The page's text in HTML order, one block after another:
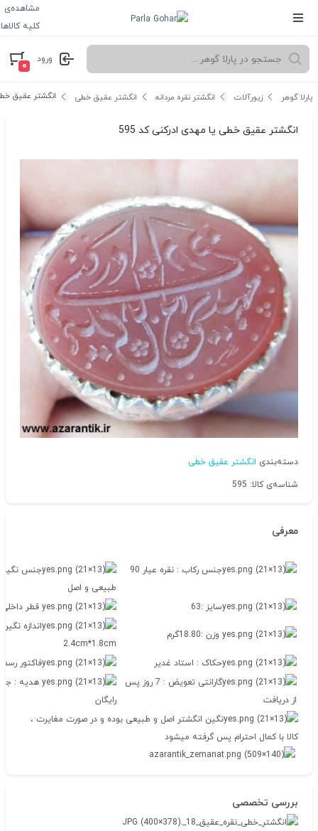
مشاهده‌ی
کلیه کالاها
ورود
۰
پارلا گوهر زیورآلات انگشتر نقره مردانه انگشتر عقیق خطی انگشتر عقیق خطی
انگشتر عقیق خطی یا مهدی ادرکنی کد 595
دسته‌بندی انگشتر عقیق خطی
شناسه‌ی کالا: 595
معرفی
جنس
طبیعی و اصل
سایز :63
قطر داخلی
وزن :18.80گرم
اندازه نگین
2.4cm*1.8cm
حکاک : استاد غدیر
فاکتور
گارانتی تعویض : 7 روز پس
از دریافت
هدیه :
رایگان
نگین انگشتر اصل و طبیعی بوده و در صورت مغایرت ،
کالا با کمال احترام پس گرفته میشود
بررسی تخصصی